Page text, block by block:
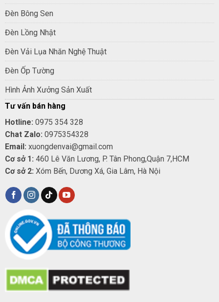
Đèn Bông Sen
Đèn Lồng Nhật
Đèn Vải Lụa Nhăn Nghệ Thuật
Đèn Ốp Tường
Hình Ảnh Xưởng Sản Xuất
Tư vấn bán hàng
Hotline: 0975 354 328
Chat Zalo: 0975354328
Email: xuongdenvai@gmail.com
Cơ sở 1: 460 Lê Văn Lương, P. Tân Phong,Quận 7,HCM
Cơ sở 2: Xóm Bến, Dương Xá, Gia Lâm, Hà Nội